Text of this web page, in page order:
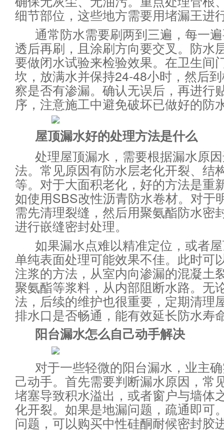
细节部位，这些地方需要用堵漏王进
通常防水需要刷两到三遍，每一
透后再刷，且涂刷方向要交叉。防水
要做闭水试验来检验效果。在卫生间
坎，放满水并保持24-48小时，然后
察是否有渗漏。确认无误后，再进行
序，注意施工中避免破坏已做好的防
屋顶漏水好的处理方法是什么
处理屋顶漏水，需要根据漏水原
法。常见原因有防水层老化开裂、结
等。对于大面积老化，好的方法是重
如使用SBS改性沥青防水卷材。对于
需先清理裂缝，然后用聚氨酯防水密
进行嵌缝密封处理。
如果漏水点难以精准定位，或者
单纯表面处理可能效果不佳。此时可
注浆的方法，从室内向渗漏的混凝土
聚氨酯等浆料，从内部阻断水路。无
法，后续的维护也很重要，定期清理
排水口是否畅通，能有效延长防水寿
阳台漏水怎么自己动手解决
对于一些轻微的阳台漏水，业主
己动手。首先需要判断漏水原因，常
堵塞导致积水溢出，或者窗户与墙体
化开裂。如果是地漏问题，疏通即可
问题，可以购买中性硅酮耐候密封胶